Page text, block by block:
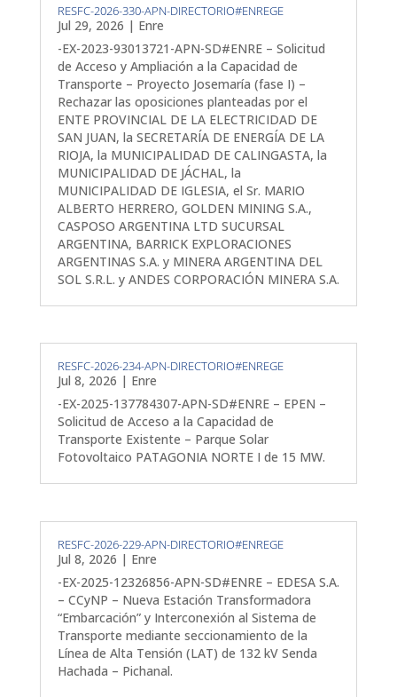
RESFC-2026-330-APN-DIRECTORIO#ENREGE
Jul 29, 2026 | Enre
-EX-2023-93013721-APN-SD#ENRE – Solicitud
de Acceso y Ampliación a la Capacidad de
Transporte – Proyecto Josemaría (fase I) –
Rechazar las oposiciones planteadas por el
ENTE PROVINCIAL DE LA ELECTRICIDAD DE
SAN JUAN, la SECRETARÍA DE ENERGÍA DE LA
RIOJA, la MUNICIPALIDAD DE CALINGASTA, la
MUNICIPALIDAD DE JÁCHAL, la
MUNICIPALIDAD DE IGLESIA, el Sr. MARIO
ALBERTO HERRERO, GOLDEN MINING S.A.,
CASPOSO ARGENTINA LTD SUCURSAL
ARGENTINA, BARRICK EXPLORACIONES
ARGENTINAS S.A. y MINERA ARGENTINA DEL
SOL S.R.L. y ANDES CORPORACIÓN MINERA S.A.
RESFC-2026-234-APN-DIRECTORIO#ENREGE
Jul 8, 2026 | Enre
-EX-2025-137784307-APN-SD#ENRE – EPEN –
Solicitud de Acceso a la Capacidad de
Transporte Existente – Parque Solar
Fotovoltaico PATAGONIA NORTE I de 15 MW.
RESFC-2026-229-APN-DIRECTORIO#ENREGE
Jul 8, 2026 | Enre
-EX-2025-12326856-APN-SD#ENRE – EDESA S.A.
– CCyNP – Nueva Estación Transformadora
“Embarcación” y Interconexión al Sistema de
Transporte mediante seccionamiento de la
Línea de Alta Tensión (LAT) de 132 kV Senda
Hachada – Pichanal.